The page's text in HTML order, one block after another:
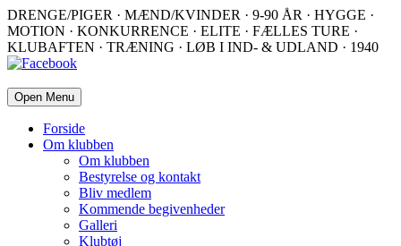
DRENGE/PIGER · MÆND/KVINDER · 9-90 ÅR · HYGGE ·
MOTION · KONKURRENCE · ELITE · FÆLLES TURE ·
KLUBAFTEN · TRÆNING · LØB I IND- & UDLAND · 1940
Open Menu
Forside
Om klubben
Om klubben
Bestyrelse og kontakt
Bliv medlem
Kommende begivenheder
Galleri
Klubtøj